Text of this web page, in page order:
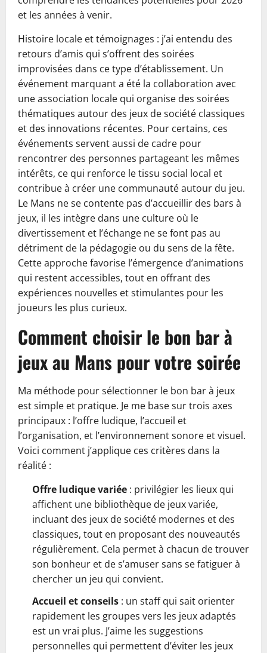
et les années à venir.
Histoire locale et témoignages : j’ai entendu des
retours d’amis qui s’offrent des soirées
improvisées dans ce type d’établissement. Un
événement marquant a été la collaboration avec
une association locale qui organise des soirées
thématiques autour des jeux de société classiques
et des innovations récentes. Pour certains, ces
événements servent aussi de cadre pour
rencontrer des personnes partageant les mêmes
intérêts, ce qui renforce le tissu social local et
contribue à créer une communauté autour du jeu.
Le Mans ne se contente pas d’accueillir des bars à
jeux, il les intègre dans une culture où le
divertissement et l’échange ne se font pas au
détriment de la pédagogie ou du sens de la fête.
Cette approche favorise l’émergence d’animations
qui restent accessibles, tout en offrant des
expériences nouvelles et stimulantes pour les
joueurs les plus curieux.
Comment choisir le bon bar à
jeux au Mans pour votre soirée
Ma méthode pour sélectionner le bon bar à jeux
est simple et pratique. Je me base sur trois axes
principaux : l’offre ludique, l’accueil et
l’organisation, et l’environnement sonore et visuel.
Voici comment j’applique ces critères dans la
réalité :
Offre ludique variée : privilégier les lieux qui
affichent une bibliothèque de jeux variée,
incluant des jeux de société modernes et des
classiques, tout en proposant des nouveautés
régulièrement. Cela permet à chacun de trouver
son bonheur et de s’amuser sans se fatiguer à
chercher un jeu qui convient.
Accueil et conseils : un staff qui sait orienter
rapidement les groupes vers les jeux adaptés
est un vrai plus. J’aime les suggestions
personnelles qui permettent d’éviter les jeux